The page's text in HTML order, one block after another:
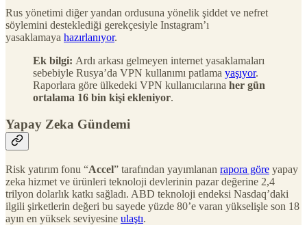
Rus yönetimi diğer yandan ordusuna yönelik şiddet ve nefret
söylemini desteklediği gerekçesiyle Instagram’ı
yasaklamaya hazırlanıyor.
Ek bilgi: Ardı arkası gelmeyen internet yasaklamaları
sebebiyle Rusya’da VPN kullanımı patlama yaşıyor.
Raporlara göre ülkedeki VPN kullanıcılarına her gün
ortalama 16 bin kişi ekleniyor.
Yapay Zeka Gündemi
Risk yatırım fonu “Accel” tarafından yayımlanan rapora göre yapay
zeka hizmet ve ürünleri teknoloji devlerinin pazar değerine 2,4
trilyon dolarlık katkı sağladı. ABD teknoloji endeksi Nasdaq’daki
ilgili şirketlerin değeri bu sayede yüzde 80’e varan yükselişle son 18
ayın en yüksek seviyesine ulaştı.